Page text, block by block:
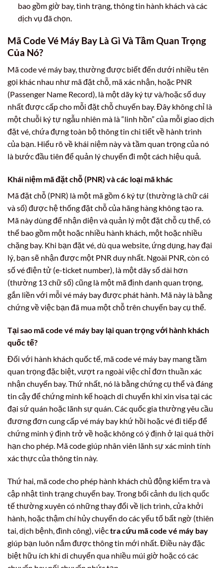
bao gồm giờ bay, tình trạng, thông tin hành khách và các
dịch vụ đã chọn.
Mã Code Vé Máy Bay Là Gì Và Tầm Quan Trọng
Của Nó?
Mã code vé máy bay, thường được biết đến dưới nhiều tên
gọi khác nhau như mã đặt chỗ, mã xác nhận, hoặc PNR
(Passenger Name Record), là một dãy ký tự và/hoặc số duy
nhất được cấp cho mỗi đặt chỗ chuyến bay. Đây không chỉ là
một chuỗi ký tự ngẫu nhiên mà là “linh hồn” của mỗi giao dịch
đặt vé, chứa đựng toàn bộ thông tin chi tiết về hành trình
của bạn. Hiểu rõ về khái niệm này và tầm quan trọng của nó
là bước đầu tiên để quản lý chuyến đi một cách hiệu quả.
Khái niệm mã đặt chỗ (PNR) và các loại mã khác
Mã đặt chỗ (PNR) là một mã gồm 6 ký tự (thường là chữ cái
và số) được hệ thống đặt chỗ của hãng hàng không tạo ra.
Mã này dùng để nhận diện và quản lý một đặt chỗ cụ thể, có
thể bao gồm một hoặc nhiều hành khách, một hoặc nhiều
chặng bay. Khi bạn đặt vé, dù qua website, ứng dụng, hay đại
lý, bạn sẽ nhận được một PNR duy nhất. Ngoài PNR, còn có
số vé điện tử (e-ticket number), là một dãy số dài hơn
(thường 13 chữ số) cũng là một mã định danh quan trọng,
gắn liền với mỗi vé máy bay được phát hành. Mã này là bằng
chứng về việc bạn đã mua một chỗ trên chuyến bay cụ thể.
Tại sao mã code vé máy bay lại quan trọng với hành khách
quốc tế?
Đối với hành khách quốc tế, mã code vé máy bay mang tầm
quan trọng đặc biệt, vượt ra ngoài việc chỉ đơn thuần xác
nhận chuyến bay. Thứ nhất, nó là bằng chứng cụ thể và đáng
tin cậy để chứng minh kế hoạch di chuyển khi xin visa tại các
đại sứ quán hoặc lãnh sự quán. Các quốc gia thường yêu cầu
đương đơn cung cấp vé máy bay khứ hồi hoặc vé đi tiếp để
chứng minh ý định trở về hoặc không có ý định ở lại quá thời
hạn cho phép. Mã code giúp nhân viên lãnh sự xác minh tính
xác thực của thông tin này.
Thứ hai, mã code cho phép hành khách chủ động kiểm tra và
cập nhật tình trạng chuyến bay. Trong bối cảnh du lịch quốc
tế thường xuyên có những thay đổi về lịch trình, cửa khởi
hành, hoặc thậm chí hủy chuyến do các yếu tố bất ngờ (thiên
tai, dịch bệnh, đình công), việctra cứu mã code vé máy bay
giúp bạn luôn nắm được thông tin mới nhất. Điều này đặc
biệt hữu ích khi di chuyển qua nhiều múi giờ hoặc có các